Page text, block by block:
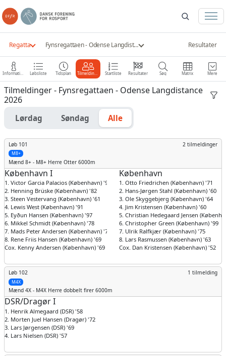
Regatta Fynsregattaen - Odense Langdistance 2026 Resultater
Information Løbsliste Tidsplan Tilmeldinger Startliste Resultater Søg Matrix Mere
Tilmeldinger - Fynsregattaen - Odense Langdistance
2026
Lørdag Søndag Alle
Løb 101 2 tilmeldinger
M8+
Mænd 8+ - M8+ Herre Otter 6000m
København I
1. Victor Garcia Palacios (København) '92
2. Henning Brüske (København) '82
3. Steen Vestervang (København) '61
4. Lewis West (København) '91
5. Eyðun Hansen (København) '97
6. Mikkel Schmidt (København) '78
7. Mads Peter Andersen (København) '77
8. Rene Friis Hansen (København) '69
Cox. Kenny Andersen (København) '69
København
1. Otto Friedrichen (København) '71
2. Hans-Jørgen Stahl (København) '60
3. Ole Skyggebjerg (København) '64
4. Jim Kristensen (København) '60
5. Christian Hedegaard Jensen
6. Christopher Green (København) '99
7. Ulrik Ralfkjær (København) '75
8. Lars Rasmussen (København) '63
Cox. Dan Kristensen (København) '52
Løb 102 1 tilmelding
M4X
Mænd 4X - M4X Herre dobbelt firer 6000m
DSR/Dragør I
1. Henrik Almegaard (DSR) '58
2. Morten Juel Hansen (Dragør) '72
3. Lars Jørgensen (DSR) '69
4. Lars Nielsen (DSR) '57